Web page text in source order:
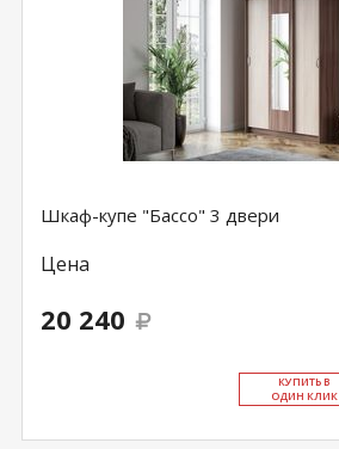
Шкаф-купе "Бассо" 3 двери
Цена
20 240
КУ­ПИТЬ В
ОДИН КЛИК